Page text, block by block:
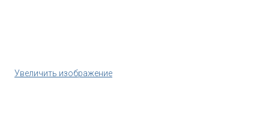
Увеличить изображение